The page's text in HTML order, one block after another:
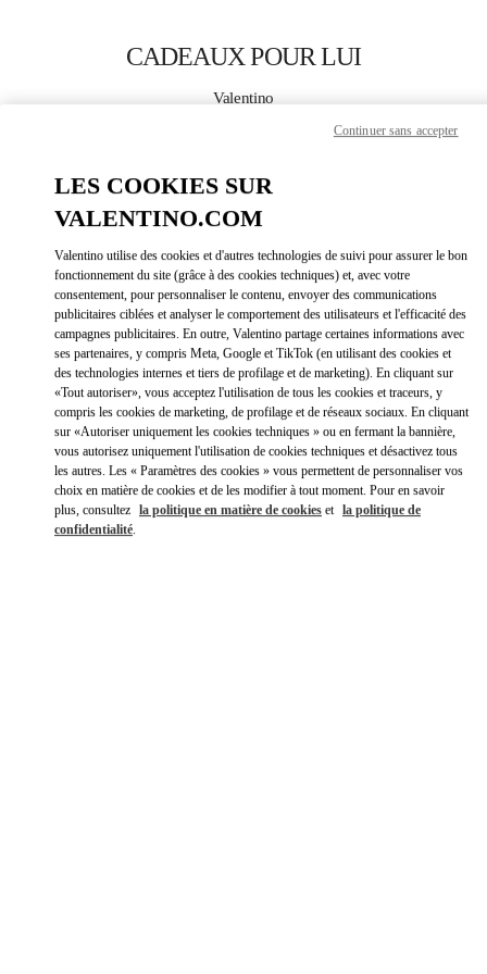
CADEAUX POUR LUI
Valentino
APPELLE MAINTENANT
OBTENIR DES DIRECTIONSLINK
Link Opens in New Tab
LES COOKIES SUR
VALENTINO.COM
Valentino utilise des cookies et d'autres technologies de suivi pour assurer le bon
fonctionnement du site (grâce à des cookies techniques) et, avec votre
consentement, pour personnaliser le contenu, envoyer des communications
publicitaires ciblées et analyser le comportement des utilisateurs et l'efficacité des
campagnes publicitaires. En outre, Valentino partage certaines informations avec
ses partenaires, y compris Meta, Google et TikTok (en utilisant des cookies et
des technologies internes et tiers de profilage et de marketing). En cliquant sur
«Tout autoriser», vous acceptez l'utilisation de tous les cookies et traceurs, y
compris les cookies de marketing, de profilage et de réseaux sociaux. En cliquant
sur «Autoriser uniquement les cookies techniques » ou en fermant la bannière,
vous autorisez uniquement l'utilisation de cookies techniques et désactivez tous
les autres. Les « Paramètres des cookies » vous permettent de personnaliser vos
choix en matière de cookies et de les modifier à tout moment. Pour en savoir
plus, consultez la politique en matière de cookies et la politique de
confidentialité.
Continuer sans accepter